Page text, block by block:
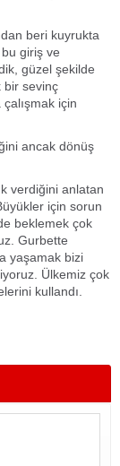
beri kuyrukta
giriş ve
güzel şekilde
bir sevinç
için
ancak dönüş
verdiğini anlatan
için sorun
beklemek çok
Gurbette
yaşamak bizi
Ülkemiz çok
kullandı.